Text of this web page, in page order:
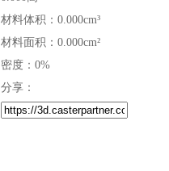
材料体积：0.000cm³
材料面积：0.000cm²
密度：0%
分享：